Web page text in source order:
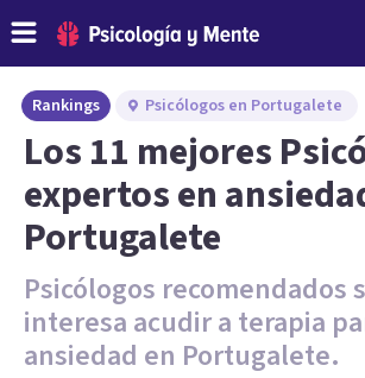
Rankings Psicólogos en Portugalete
Los 11 mejores
expertos en
Portugalete
Psicólogos recomendados
interesa acudir a terapia
ansiedad en Portugalete.